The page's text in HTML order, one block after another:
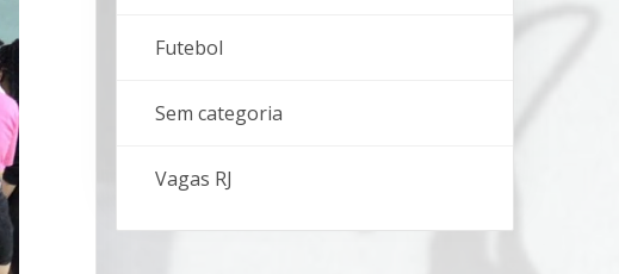
Futebol
Sem categoria
Vagas RJ